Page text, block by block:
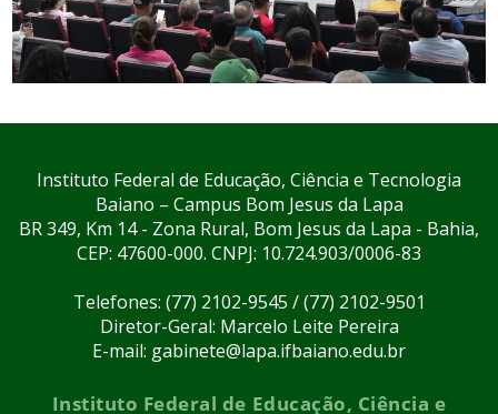
Instituto Federal de Educação, Ciência e Tecnologia
Baiano – Campus Bom Jesus da Lapa
BR 349, Km 14 - Zona Rural, Bom Jesus da Lapa - Bahia,
CEP: 47600-000. CNPJ: 10.724.903/0006-83
Telefones: (77) 2102-9545 / (77) 2102-9501
Diretor-Geral: Marcelo Leite Pereira
E-mail: gabinete@lapa.ifbaiano.edu.br
Instituto Federal de Educação, Ciência e